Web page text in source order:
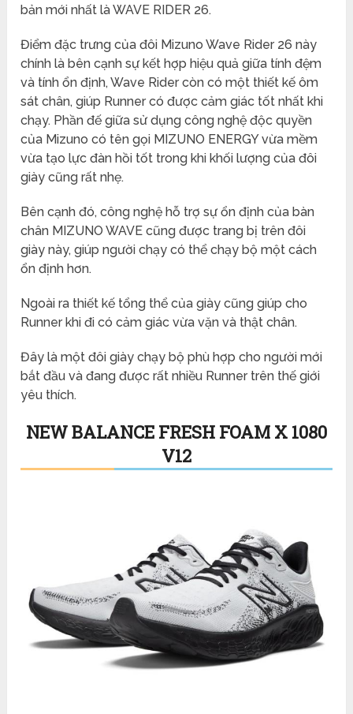
bản mới nhất là WAVE RIDER 26.
Điểm đặc trưng của đôi Mizuno Wave Rider 26 này
chính là bên cạnh sự kết hợp hiệu quả giữa tính đệm
và tính ổn định, Wave Rider còn có một thiết kế ôm
sát chân, giúp Runner có được cảm giác tốt nhất khi
chạy. Phần đế giữa sử dụng công nghệ độc quyền
của Mizuno có tên gọi MIZUNO ENERGY vừa mềm
vừa tạo lực đàn hồi tốt trong khi khối lượng của đôi
giày cũng rất nhẹ.
Bên cạnh đó, công nghệ hỗ trợ sự ổn định của bàn
chân MIZUNO WAVE cũng được trang bị trên đôi
giày này, giúp người chạy có thể chạy bộ một cách
ổn định hơn.
Ngoài ra thiết kế tổng thể của giày cũng giúp cho
Runner khi đi có cảm giác vừa vặn và thật chân.
Đây là một đôi giày chạy bộ phù hợp cho người mới
bắt đầu và đang được rất nhiều Runner trên thế giới
yêu thích.
NEW BALANCE FRESH FOAM X 1080
V12